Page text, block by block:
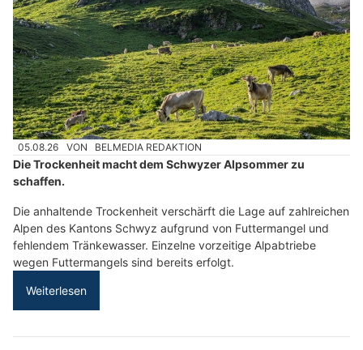
05.08.26 VON BELMEDIA REDAKTION
Die Trockenheit macht dem Schwyzer Alpsommer zu
schaffen.
Die anhaltende Trockenheit verschärft die Lage auf zahlreichen
Alpen des Kantons Schwyz aufgrund von Futtermangel und
fehlendem Tränkewasser. Einzelne vorzeitige Alpabtriebe
wegen Futtermangels sind bereits erfolgt.
Weiterlesen